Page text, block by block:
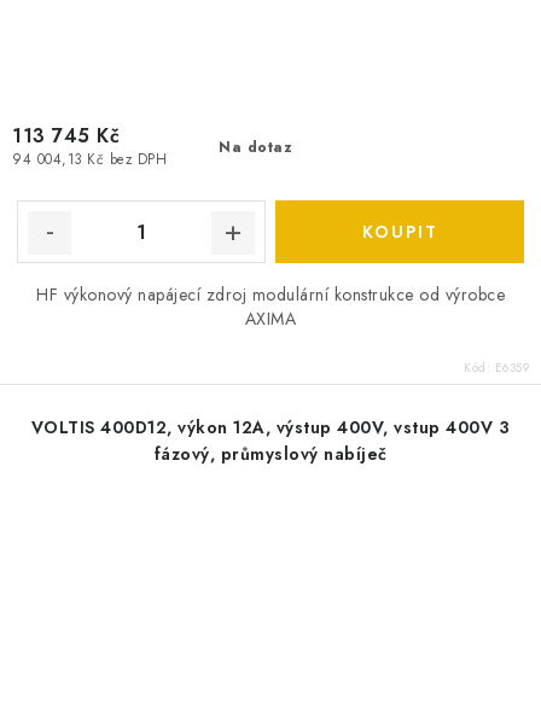
Na dotaz
94 004,13 Kč bez DPH
113 745 Kč
HF výkonový napájecí zdroj modulární konstrukce od výrobce
AXIMA
Kód: E6359
VOLTIS 400D12, výkon 12A, výstup 400V, vstup 400V 3
fázový, průmyslový nabíječ